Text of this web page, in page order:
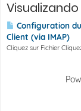
Configuration
Client (via IMAP)
Cliquez sur Fichier